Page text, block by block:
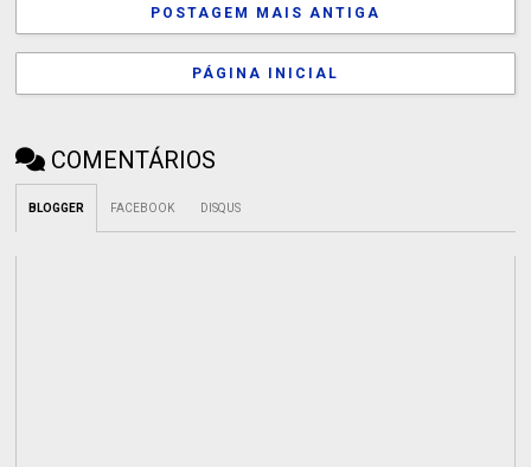
POSTAGEM MAIS ANTIGA
PÁGINA INICIAL
COMENTÁRIOS
BLOGGER FACEBOOK DISQUS